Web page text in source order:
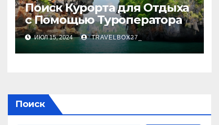
Поиск Курорта для Отдыха
с Помощью Туроператора
ИЮЛ 15, 2024 TRAVELBOX27_
Поиск